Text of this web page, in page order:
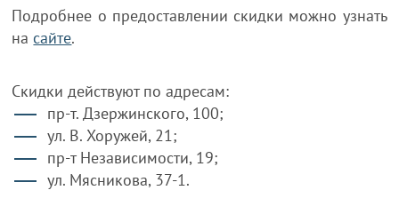
Подробнее о предоставлении скидки можно узнать
на сайте.
Скидки действуют по адресам:
пр-т. Дзержинского, 100;
ул. В. Хоружей, 21;
пр-т Независимости, 19;
ул. Мясникова, 37-1.